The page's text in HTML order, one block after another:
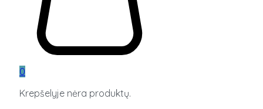
0
Krepšelyje nėra produktų.